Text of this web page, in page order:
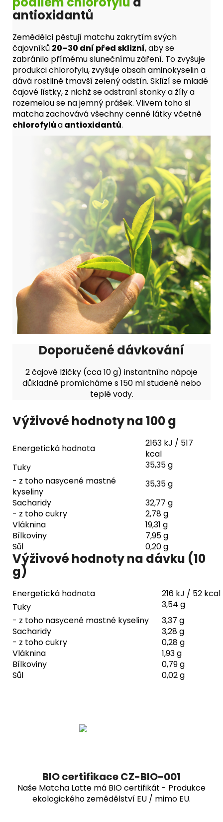
antioxidantů
Zemědělci pěstují matchu zakrytím svých
čajovníků 20–30 dní před sklizní, aby se
zabránilo přímému slunečnímu záření. To zvyšuje
produkci chlorofylu, zvyšuje obsah aminokyselin a
dává rostlině tmavší zelený odstín. Sklízí se mladé
čajové lístky, z nichž se odstraní stonky a žíly a
rozemelou se na jemný prášek. Vlivem toho si
matcha zachovává všechny cenné látky včetně
chlorofylůaantioxidantů.
Doporučené dávkování
2 čajové lžičky (cca 10 g) instantního nápoje
důkladně promícháme s 150 ml studené nebo
teplé vody.
Výživové hodnoty na 100 g
Energetická hodnota
2163 kJ / 517
kcal
Tuky
35,35 g
- z toho nasycené mastné
kyseliny
35,35 g
Sacharidy
32,77 g
- z toho cukry
2,78 g
Vláknina
19,31 g
Bílkoviny
7,95 g
Sůl
0,20 g
Výživové hodnoty na dávku (10
g)
Energetická hodnota
216 kJ / 52 kcal
Tuky
3,54 g
- z toho nasycené mastné kyseliny
3,37 g
Sacharidy
3,28 g
- z toho cukry
0,28 g
Vláknina
1,93 g
Bílkoviny
0,79 g
Sůl
0,02 g
BIO certifikace CZ-BIO-001
Naše Matcha Latte má BIO certifikát - Produkce
ekologického zemědělství EU / mimo EU.